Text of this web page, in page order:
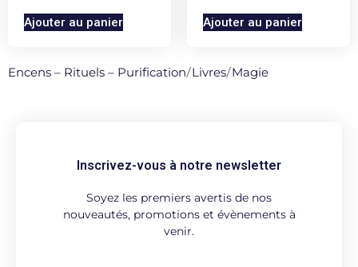
Ajouter au panier Ajouter au panier
Encens – Rituels – Purification/Livres/Magie
Inscrivez-vous à notre newsletter
Soyez les premiers avertis de nos
nouveautés, promotions et évènements à
venir.